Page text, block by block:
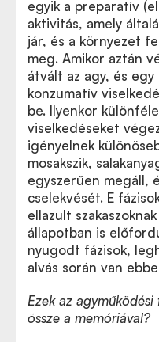
egyik a preparatív
aktivitás, amely
jár, és a környezet
meg. Amikor aztán
átvált az agy, és
konzumatív
be. Ilyenkor
viselkedéseket
igényelnek
mosakszik,
egyszerűen megáll,
cselekvését. E
ellazult
állapotban is
nyugodt fázisok,
alvás során van
Ezek az
össze a memóriával?